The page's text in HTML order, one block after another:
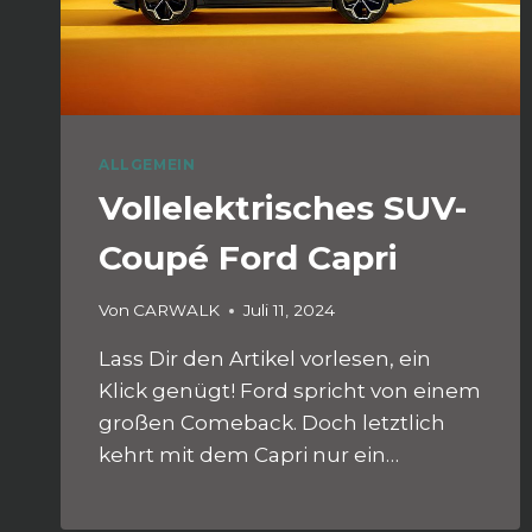
ALLGEMEIN
Vollelektrisches SUV-
Coupé Ford Capri
Von CARWALK Juli 11, 2024
Lass Dir den Artikel vorlesen, ein
Klick genügt! Ford spricht von einem
großen Comeback. Doch letztlich
kehrt mit dem Capri nur ein…